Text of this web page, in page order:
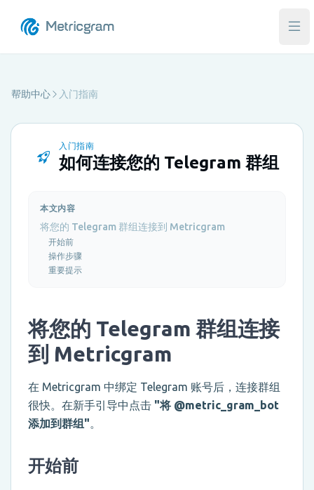
打
帮助中心 入门指南
入门指南
如何连接您的 Telegram 群组
本文内容
将您的 Telegram 群组连接到 Metricgram
开始前
操作步骤
重要提示
将您的 Telegram 群组连接
到 Metricgram
在 Metricgram 中绑定 Telegram 账号后，连接群组
很快。在新手引导中点击 "将 @metric_gram_bot
添加到群组"。
开始前